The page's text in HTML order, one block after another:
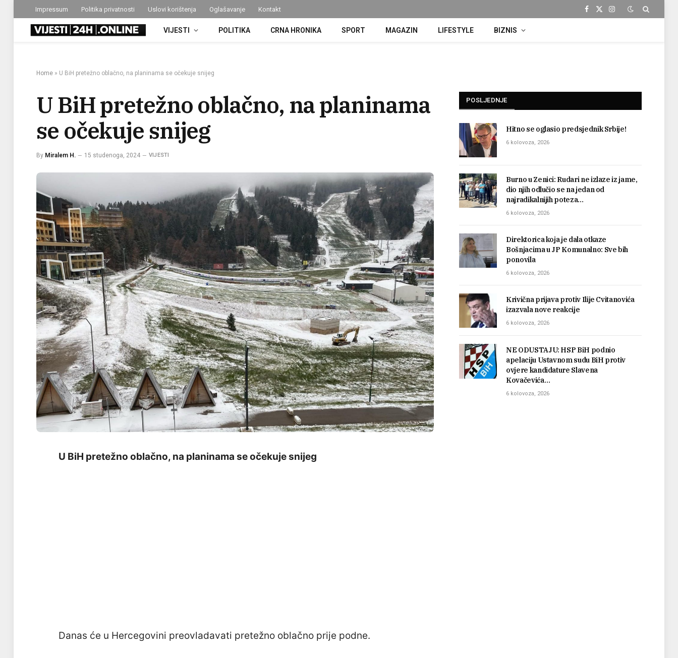
Impressum Politika privatnosti Uslovi korištenja Oglašavanje Kontakt
Facebook
X
Instagram
VIJESTI POLITIKA CRNA HRONIKA SPORT MAGAZIN LIFESTYLE BIZNIS
Home » U BiH pretežno oblačno, na planinama se očekuje snijeg
U BiH pretežno oblačno, na planinama
se očekuje snijeg
By Miralem H. 15 studenoga, 2024 VIJESTI
U BiH pretežno oblačno, na planinama se očekuje snijeg
Danas će u Hercegovini preovladavati pretežno oblačno prije podne.
POSLJEDNJE
Hitno se oglasio predsjednik Srbije!
6 kolovoza, 2026
Burno u Zenici: Rudari ne izlaze iz jame,
dio njih odlučio se na jedan od
najradikalnijih poteza…
6 kolovoza, 2026
Direktorica koja je dala otkaze
Bošnjacima u JP Komunalno: Sve bih
ponovila
6 kolovoza, 2026
Krivična prijava protiv Ilije Cvitanovića
izazvala nove reakcije
6 kolovoza, 2026
NE ODUSTAJU: HSP BiH podnio
apelaciju Ustavnom sudu BiH protiv
ovjere kandidature Slavena
Kovačevića…
6 kolovoza, 2026